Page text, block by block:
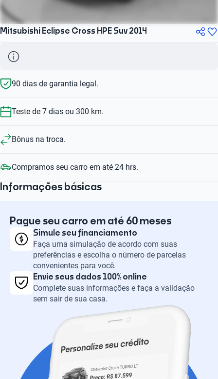
Mitsubishi Eclipse Cross HPE Suv 2014
90 dias de garantia legal.
Teste de 7 dias ou 300 km.
Bônus na troca.
Compramos seu carro em até 24 hrs.
Informações básicas
Pague seu carro em até 60 meses
Simule seu financiamento
Faça uma simulação de acordo com suas
preferências e escolha o número de parcelas
convenientes para você.
Envie seus dados 100% online
Complete suas informações e faça a validação
sem sair de sua casa.